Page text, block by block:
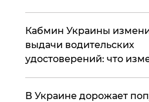
Кабмин Украины
выдачи водительских
удостоверений: что
В Украине дорожает